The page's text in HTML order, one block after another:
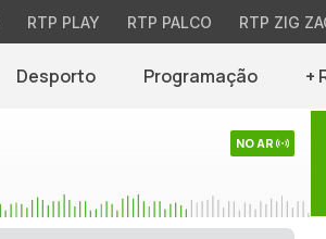
RTP PLAY RTP PALCO RTP ZIG
Desporto Programação +
NO AR